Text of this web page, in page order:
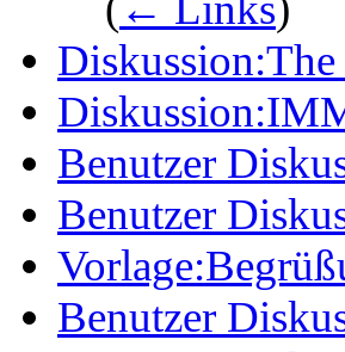
Benutzer
Benutzer
Benutzer